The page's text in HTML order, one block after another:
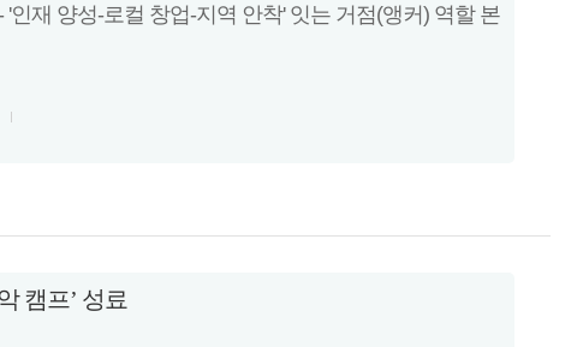
재 양성-로컬 창업-지역 안착' 잇는 거점(앵커) 역할 본
캠프’ 성료